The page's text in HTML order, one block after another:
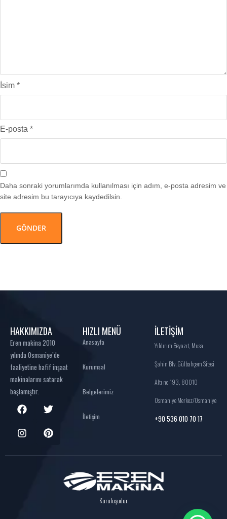
İsim *
E-posta *
Daha sonraki yorumlarımda kullanılması için adım, e-posta adresim ve
site adresim bu tarayıcıya kaydedilsin.
HAKKIMIZDA
Eren makina 2010
yılında Osmaniye’de
faaliyetine hafif inşaat
makinalarını satarak
başlamıştır.
HIZLI MENÜ
Anasayfa
Kurumsal
Belgelerimiz
İletişim
İLETİŞİM
Yıldırım Beyazıt, Musa
Şahin Blv. Gülbahçem Sitesi
Altı no:193, 80010
Osmaniye Merkez/Osmaniye
+90 536 010 70 17
Kuruluşudur.